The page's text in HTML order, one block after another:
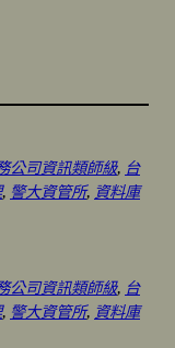
公司資訊類師級, 台
, 警大資管所, 資料庫
公司資訊類師級, 台
, 警大資管所, 資料庫